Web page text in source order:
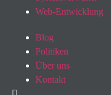
Web-Entwicklung
Blog
Politiken
Über uns
Kontakt